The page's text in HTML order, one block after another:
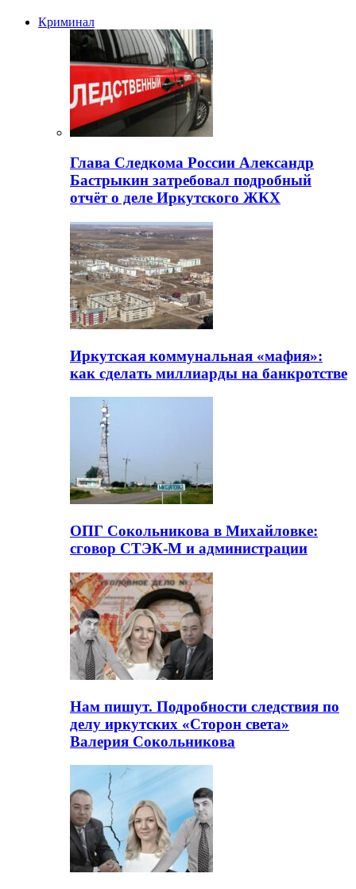
Криминал
Глава Следкома России Александр
Бастрыкин затребовал подробный
отчёт о деле Иркутского ЖКХ
Иркутская коммунальная «мафия»:
как сделать миллиарды на банкротстве
ОПГ Сокольникова в Михайловке:
сговор СТЭК-М и администрации
Нам пишут. Подробности следствия по
делу иркутских «Сторон света»
Валерия Сокольникова